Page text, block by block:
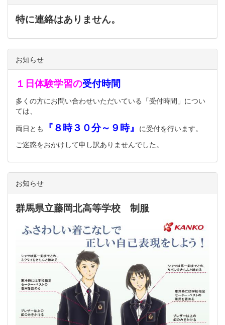
特に連絡はありません。
お知らせ
１日体験学習の受付時間
多くの方にお問い合わせいただいている「受付時間」につい
ては、
両日とも
『８時３０分～９時』 に受付を行います。
ご迷惑をおかけして申し訳ありませんでした。
お知らせ
群馬県立藤岡北高等学校 制服